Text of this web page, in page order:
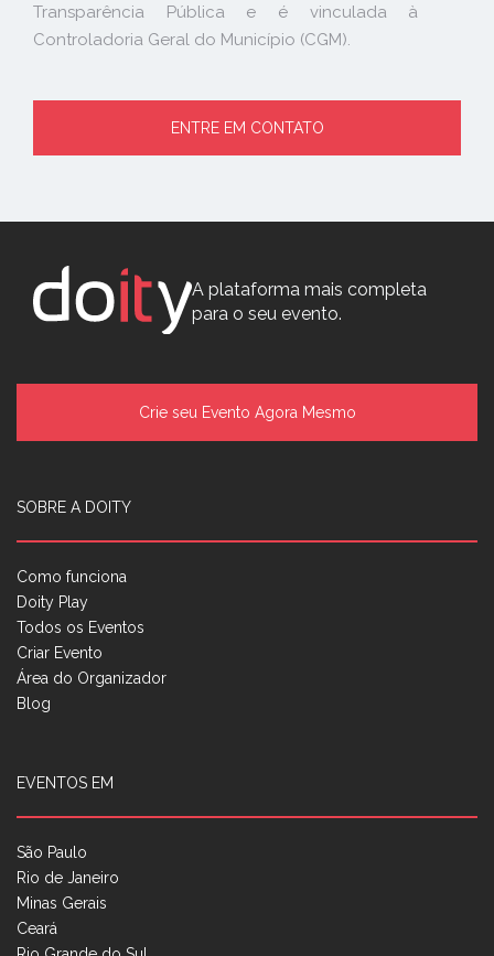
Transparência Pública e é vinculada à
Controladoria Geral do Município (CGM).
ENTRE EM CONTATO
A plataforma mais completa
para o seu evento.
Crie seu Evento Agora Mesmo
SOBRE A DOITY
Como funciona
Doity Play
Todos os Eventos
Criar Evento
Área do Organizador
Blog
EVENTOS EM
São Paulo
Rio de Janeiro
Minas Gerais
Ceará